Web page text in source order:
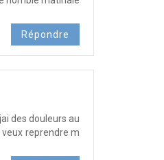
Répondre
des douleurs au
veux reprendre m